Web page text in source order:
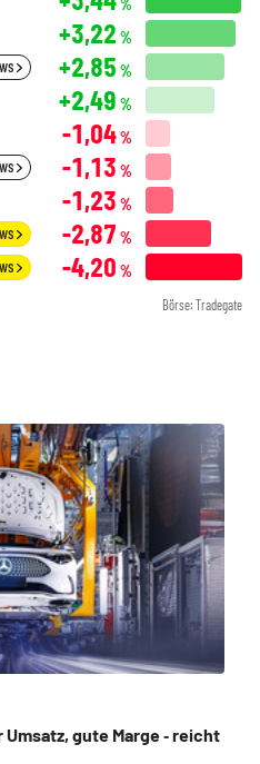
+3,22 %
+2,85 %
+2,49 %
-1,04%
-1,13 %
-1,23 %
-2,87 %
-4,20 %
Börse: Tradegate
gute Marge ‑ reicht